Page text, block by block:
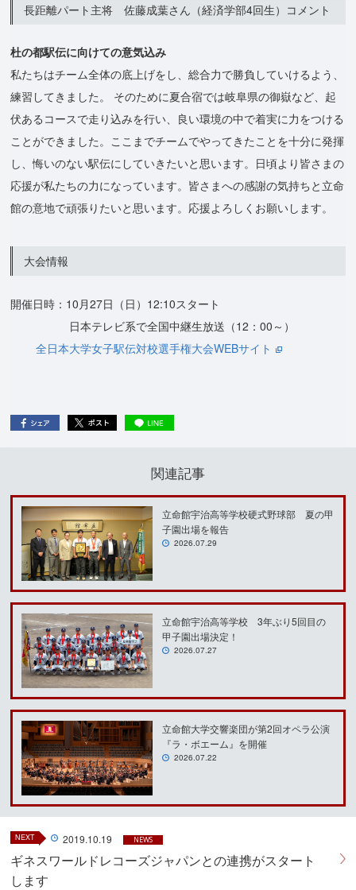
長距離パート主将 佐藤成葉さん（経済学部4回生）コメント
杜の都駅伝に向けての意気込み
私たちはチーム全体の底上げをし、総合力で勝負していけるよう、
練習してきました。 そのために夏合宿では岐阜県の御嶽など、起
伏あるコースで走り込みを行い、良い環境の中で着実に力をつける
ことができました。ここまでチームでやってきたことを十分に発揮
し、悔いのない駅伝にしていきたいと思います。日頃より皆さまの
応援が私たちの力になっています。皆さまへの感謝の気持ちと立命
館の意地で頑張りたいと思います。応援よろしくお願いします。
大会情報
開催日時：10月27日（日）12:10スタート
日本テレビ系で全国中継生放送（12：00～）
全日本大学女子駅伝対校選手権大会WEBサイト
関連記事
立命館宇治高等学校硬式野球部 夏の甲
子園出場を報告
2026.07.29
立命館宇治高等学校 3年ぶり5回目の
甲子園出場決定！
2026.07.27
立命館大学交響楽団が第2回オペラ公演
『ラ・ボエーム』を開催
2026.07.22
NEXT 2019.10.19 NEWS
ギネスワールドレコーズジャパンとの連携がスタート
します